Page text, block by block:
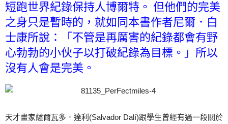
短跑世界紀錄保持人博爾特。 但他們的完美
之身只是暫時的，就如同本書作者尼爾．白
士康所說：「不管是再厲害的紀錄都會有野
心勃勃的小伙子以打破紀錄為目標。」所以
沒有人會是完美。
天才畫家薩爾瓦多．達利(Salvador Dalí)跟學生曾經有過一段關於